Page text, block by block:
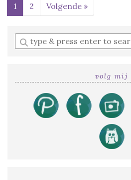
1 2 Volgende »
Enter
a
volg mij